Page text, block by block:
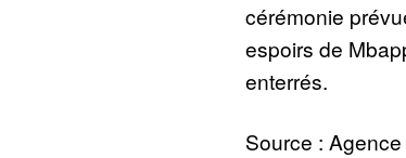
cérémonie
espoirs de
enterrés.
Source :